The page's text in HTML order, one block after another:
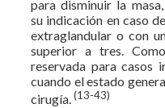
para disminuir la
su indicación en caso
extraglandular o con
superior a tres.
reservada para casos
cuando el estado
cirugía.(13-43)